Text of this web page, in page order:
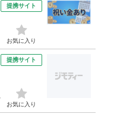
提携サイト
お気に入り
提携サイト
お気に入り